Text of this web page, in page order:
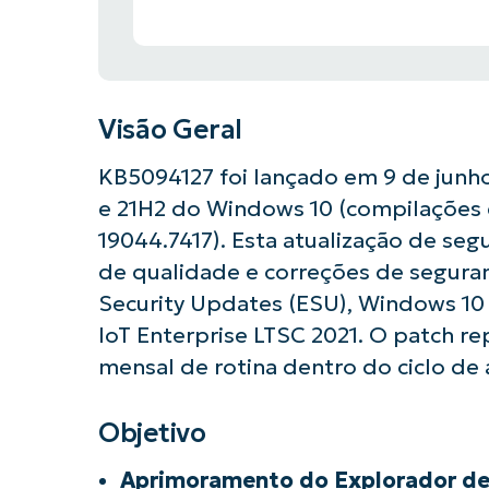
Visão Geral
KB5094127 foi lançado em 9 de
e 21H2 do Windows 10
19044.7417). Esta atualização de
de qualidade e correções de
Security Updates (ESU), Windows
IoT Enterprise LTSC 2021. O patch
mensal de rotina dentro do ciclo de
Objetivo
Aprimoramento do Explorador